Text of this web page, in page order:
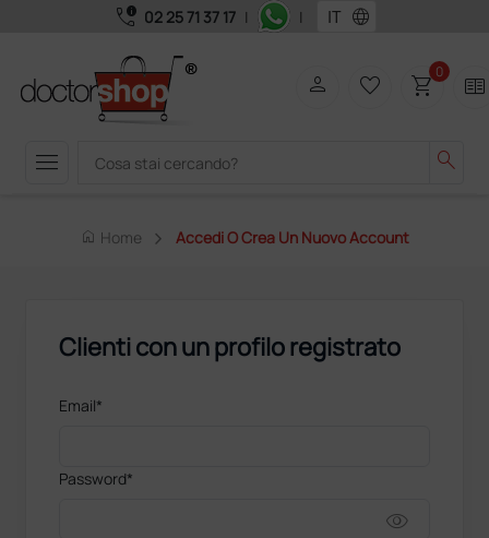
call_quality 02 25 71 37 17 | | language
menu search
person favorite_border shopping_cart0 two_pager
home Home Accedi O Crea Un Nuovo Account
Clienti con un profilo registrato
Email*
Password*
visibility